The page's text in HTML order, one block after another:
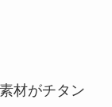
材がチタン